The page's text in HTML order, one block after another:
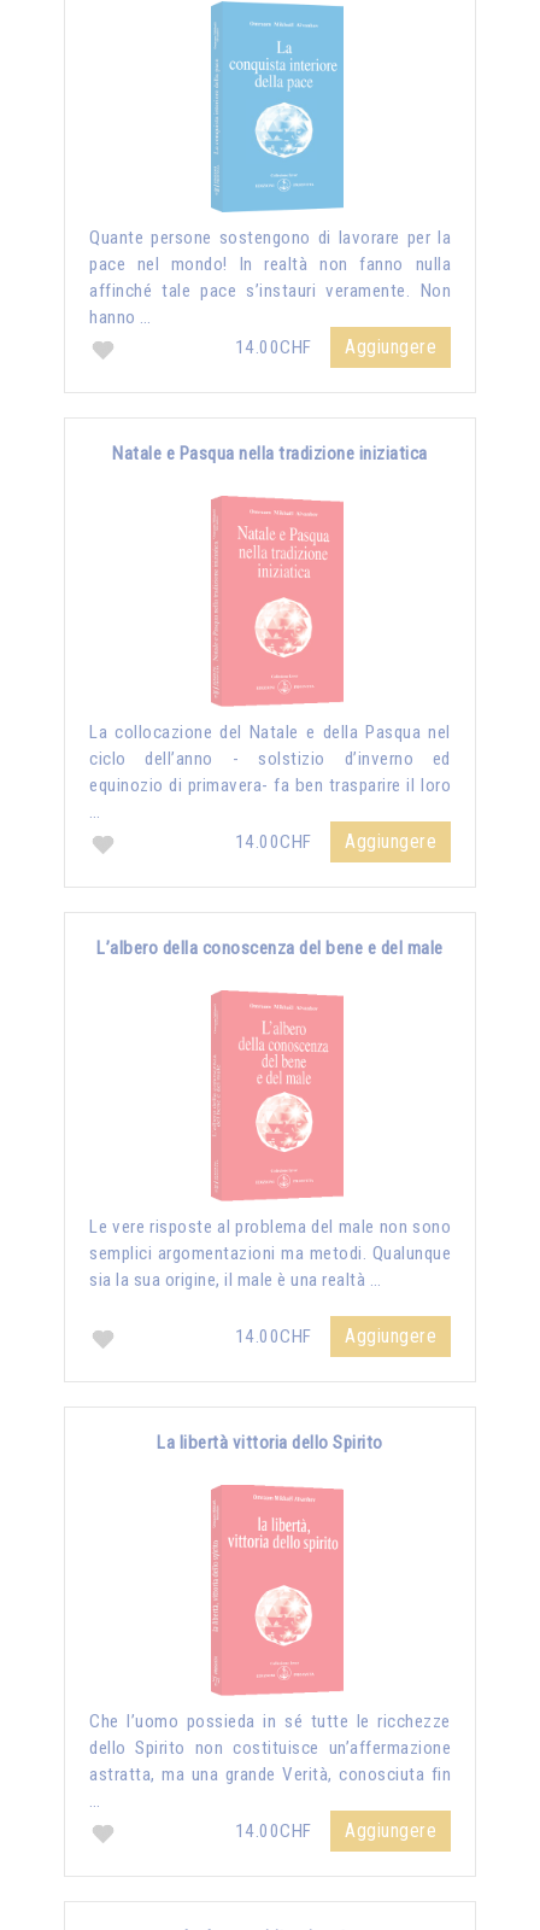
Quante persone sostengono di lavorare per la
pace nel mondo! In realtà non fanno nulla
affinché tale pace s’instauri veramente. Non
hanno …
14.00CHF
Aggiungere
Natale e Pasqua nella tradizione iniziatica
La collocazione del Natale e della Pasqua nel
ciclo dell’anno - solstizio d’inverno ed
equinozio di primavera- fa ben trasparire il loro
…
14.00CHF
Aggiungere
L’albero della conoscenza del bene e del male
Le vere risposte al problema del male non sono
semplici argomentazioni ma metodi. Qualunque
sia la sua origine, il male è una realtà …
14.00CHF Aggiungere
La libertà vittoria dello Spirito
Che l’uomo possieda in sé tutte le ricchezze
dello Spirito non costituisce un’affermazione
astratta, ma una grande Verità, conosciuta fin
…
14.00CHF
Aggiungere